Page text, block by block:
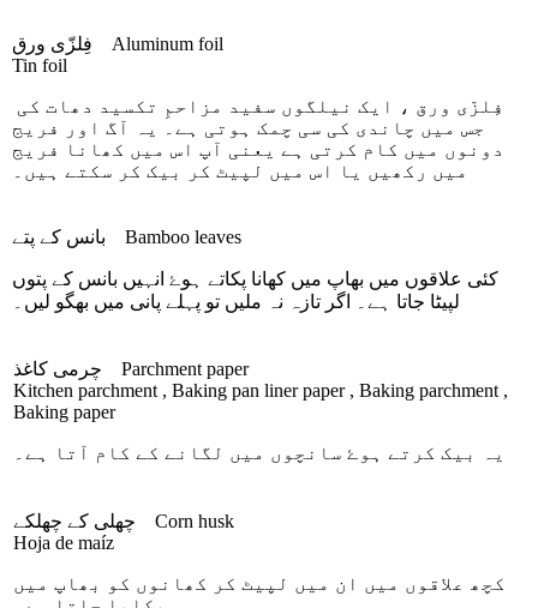
Aluminum foil
Tin foil
فِلزّی ورق ، ایک نیلگوں سفید مزاحمِ تکسید دھات کی
جس میں چاندی کی سی چمک ہوتی ہے۔ یہ آگ اور فریج
دونوں میں کام کرتی ہے یعنی آپ اس میں کھانا فریج
میں رکھیں یا اس میں لپیٹ کر بیک کر سکتے ہیں۔
Bamboo leaves
کئی علاقوں میں بھاپ میں کھانا پکاتے ہوۓ انہیں بانس کے پتوں
لپیٹا جاتا ہے۔ اگر تازہ نہ ملیں تو پہلے پانی میں بھگو لیں۔
Parchment paper
Kitchen parchment , Baking pan liner paper , Baking parchment ,
Baking paper
یہ بیک کرتے ہوۓ سانچوں میں لگانے کے کام آتا ہے۔
چھلی کے چھلکے
Corn husk
Hoja de maíz
کچھ علاقوں میں ان میں لپیٹ کر کھانوں کو بھاپ میں